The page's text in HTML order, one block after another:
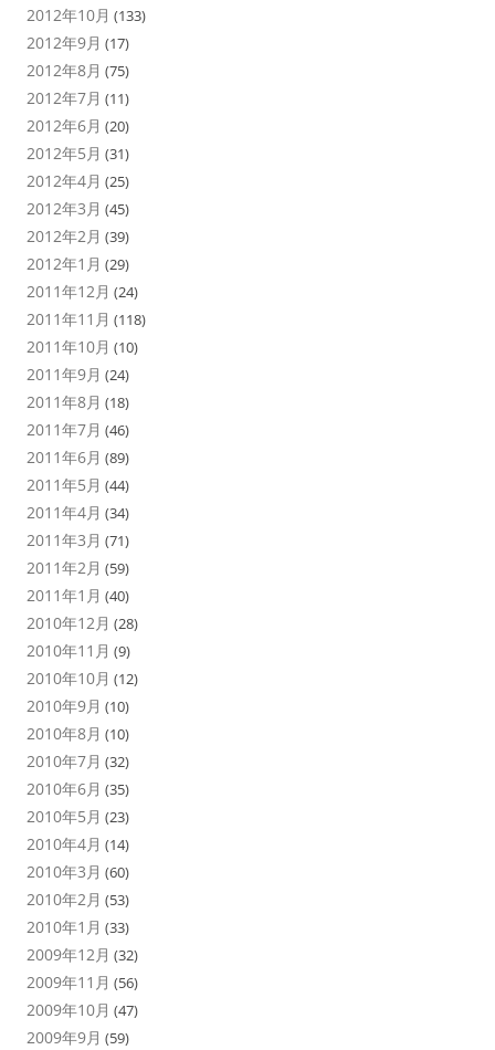
2012年10月 (133)
2012年9月 (17)
2012年8月 (75)
2012年7月 (11)
2012年6月 (20)
2012年5月 (31)
2012年4月 (25)
2012年3月 (45)
2012年2月 (39)
2012年1月 (29)
2011年12月 (24)
2011年11月 (118)
2011年10月 (10)
2011年9月 (24)
2011年8月 (18)
2011年7月 (46)
2011年6月 (89)
2011年5月 (44)
2011年4月 (34)
2011年3月 (71)
2011年2月 (59)
2011年1月 (40)
2010年12月 (28)
2010年11月 (9)
2010年10月 (12)
2010年9月 (10)
2010年8月 (10)
2010年7月 (32)
2010年6月 (35)
2010年5月 (23)
2010年4月 (14)
2010年3月 (60)
2010年2月 (53)
2010年1月 (33)
2009年12月 (32)
2009年11月 (56)
2009年10月 (47)
2009年9月 (59)